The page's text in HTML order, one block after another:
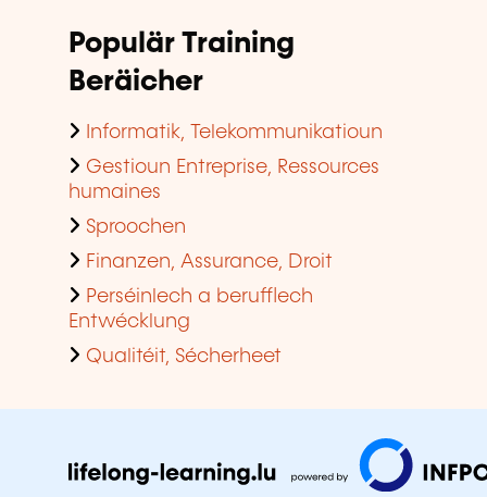
Populär Training
Beräicher
Informatik, Telekommunikatioun
Gestioun Entreprise, Ressources
humaines
Sproochen
Finanzen, Assurance, Droit
Perséinlech a berufflech
Entwécklung
Qualitéit, Sécherheet